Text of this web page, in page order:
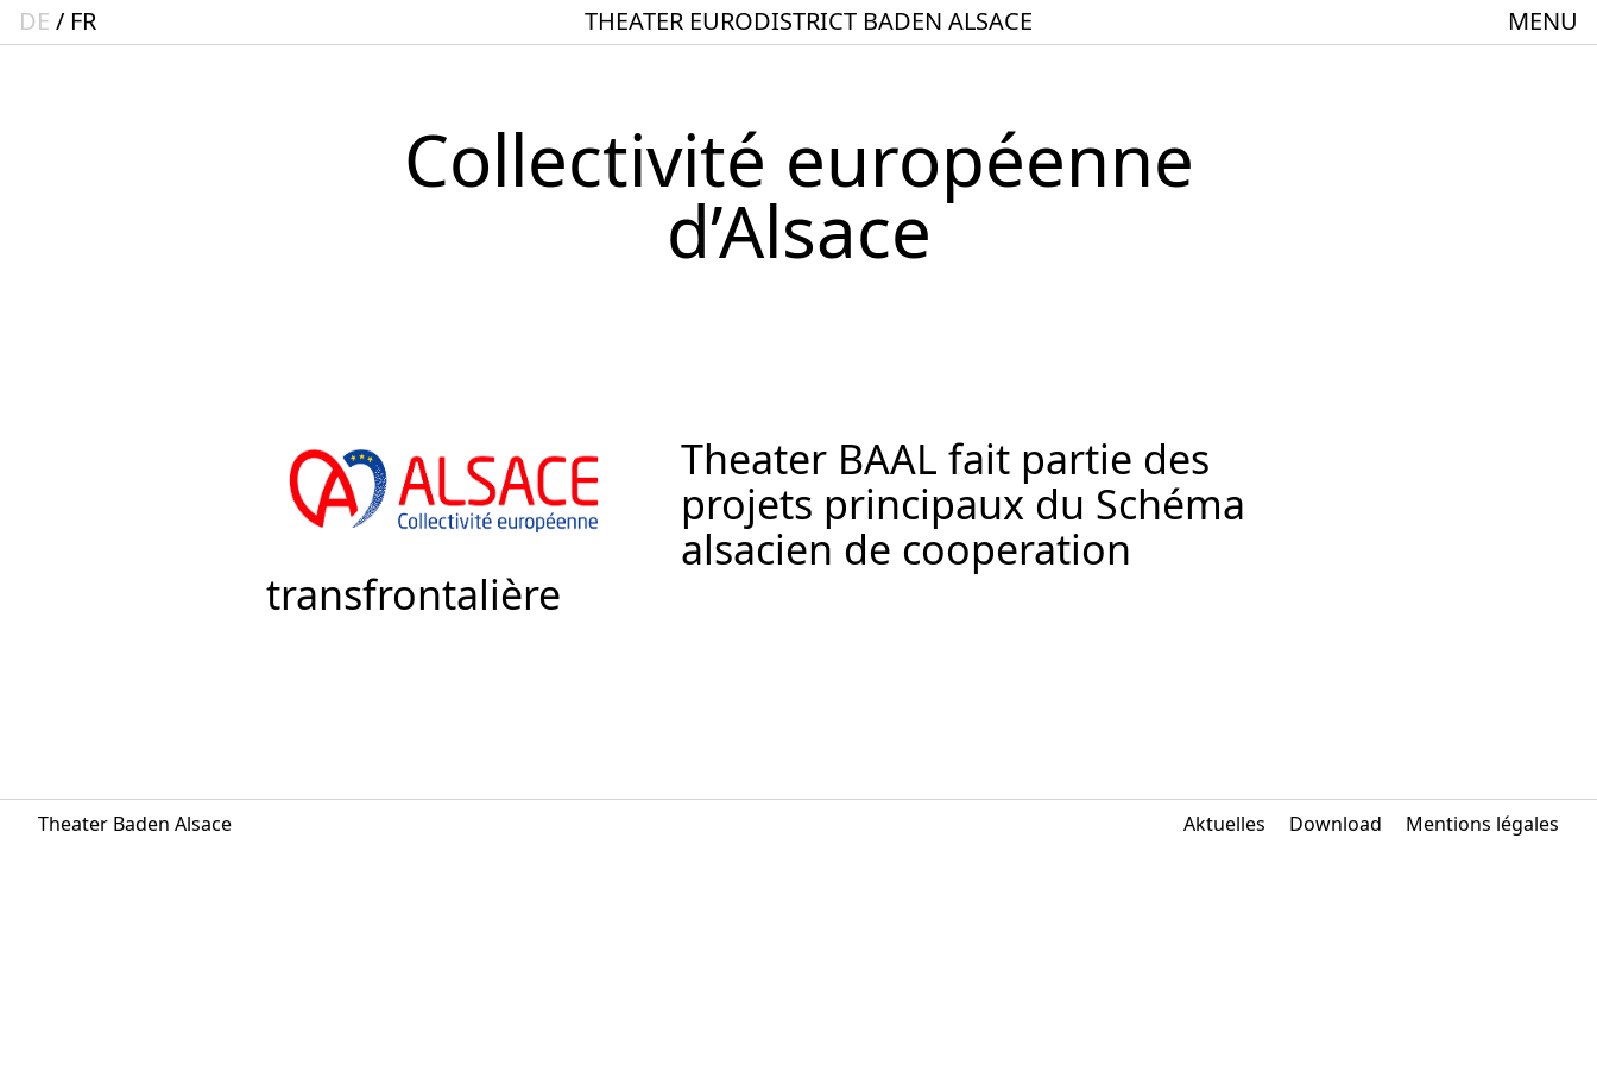
DE FR THEATER EURODISTRICT BADEN ALSACE MENU
Startseite
ACTO – Städte und Gemeindebund-Theater Oberrhein
Aktuelles
Junges Theater
Theater BAden ALsace Spielstätte im Europäischen Forum am Rhein
Förderer und Partner Theater BAden ALsace
Collectivité européenne
d’Alsace
Theater BAAL fait partie des
projets principaux du Schéma
alsacien de cooperation
transfrontalière
Theater Baden Alsace Aktuelles Download Mentions légales